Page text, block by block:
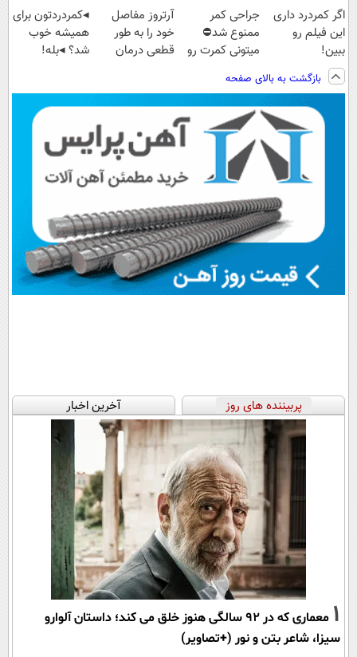
اگر کمردرد داری
این فیلم رو
ببین!
◗پرسش‌نامه رو
پر کن◖
جراحی کمر
ممنوع شد⛔
میتونی کمرت رو
کنی! 👈🏻
پرسش‌نامه
آرتروز مفاصل
خود را به طور
قطعی درمان
◂کمردردتون برای
همیشه خوب
شد؟ ◂بله!
بازگشت به بالای صفحه
پربیننده های روز آخرین اخبار
1
معماری که در 92 سالگی هنوز خلق می کند؛ داستان آلوارو
سیزا، شاعر بتن و نور (+تصاویر)